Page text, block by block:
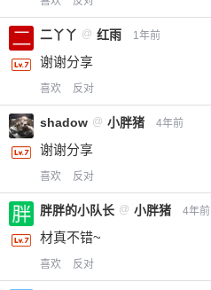
二丫丫 @ 红雨 1年前
谢谢分享
喜欢 反对
shadow @ 小胖猪 4年前
谢谢分享
喜欢 反对
胖胖的小队长 @ 小胖猪 4年前
材真不错~
喜欢 反对